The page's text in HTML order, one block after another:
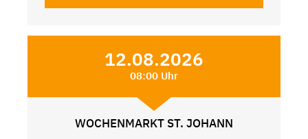
12.08.2026
08:00 Uhr
WOCHENMARKT ST. JOHANN